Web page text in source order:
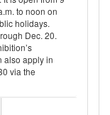
to noon on
holidays.
Dec. 20.
also apply in
via the